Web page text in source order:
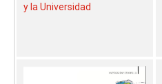
y la Universidad